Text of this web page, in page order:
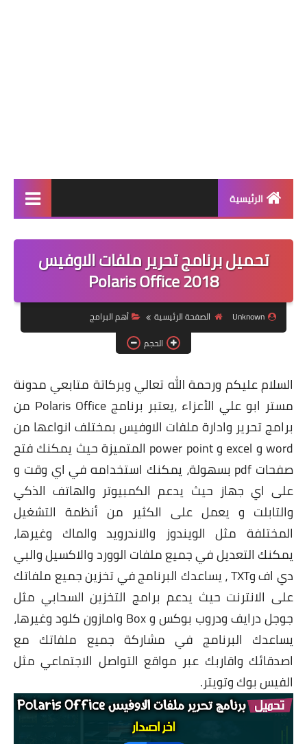
الرئيسية
ويندوز 11
ويندوز 10
ويندوز 8.1
ويندوز 7
ويندوز xp
اندرويد
ايفون
العاب
مراجعات
الربح من الانترنت
الحماية
تحميل برنامج تحرير ملفات الاوفيس
Polaris Office 2018
Unknown الصفحة الرئيسية
أهم البرامج
الحجم
السلام عليكم ورحمة الله تعالي وبركاتة متابعي مدونة
مستر ابو علي الأعزاء ،يعتبر برنامج Polaris Office من
برامج تحرير وادارة ملفات الاوفيس بمختلف انواعها من
word و excel و power point المتميزة حيث يمكنك فتح
صفحات pdf بسهولة، يمكنك استخدامه في اي وقت و
على اي جهاز حيث يدعم الكمبيوتر والهاتف الذكي
والتابلت و يعمل على الكثير من أنظمة التشغيل
المختلفة مثل الويندوز والاندرويد والماك وغيرها،
يمكنك التعديل في جميع ملفات الوورد والاكسيل والبي
دي اف وTXT ، يساعدك البرنامج في تخزين جميع ملفاتك
على الانترنت حيث يدعم برامج التخزين السحابي مثل
جوجل درايف ودروب بوكس و Box وامازون كلود وغيرها،
يساعدك البرنامج في مشاركة جميع ملفاتك مع
اصدقائك واقاربك عبر مواقع التواصل الاجتماعي مثل
الفيس بوك وتويتر.